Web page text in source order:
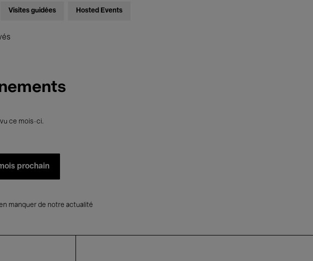
Visites guidées Hosted Events
ce mois-ci.
prochain
manquer de notre actualité